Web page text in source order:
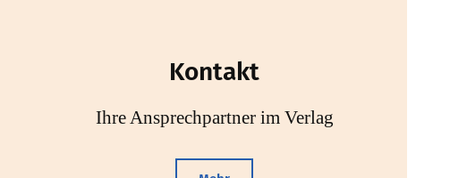
Kontakt
Ihre Ansprechpartner im Verlag